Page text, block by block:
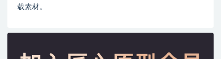
载素材。